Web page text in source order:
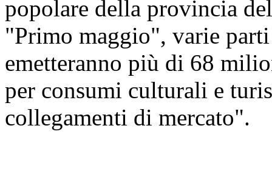
popolare della provincia
"Primo maggio", varie
emetteranno più di 68
per consumi culturali e
collegamenti di mercato".